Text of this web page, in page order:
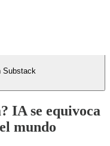
Substack
IA se equivoca
mundo